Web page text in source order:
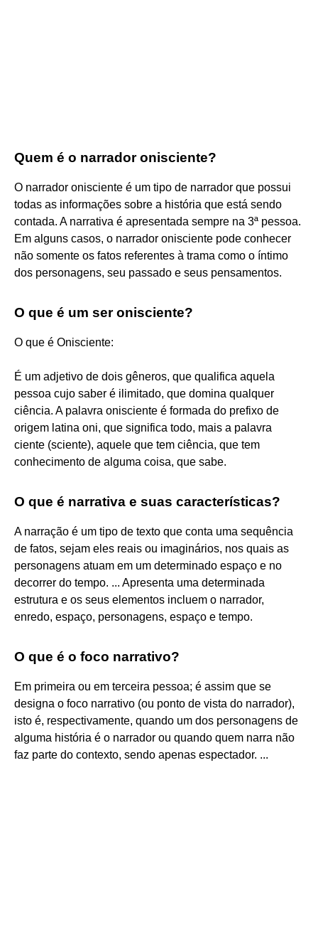
Quem é o narrador onisciente?
O narrador onisciente é um tipo de narrador que possui
todas as informações sobre a história que está sendo
contada. A narrativa é apresentada sempre na 3ª pessoa.
Em alguns casos, o narrador onisciente pode conhecer
não somente os fatos referentes à trama como o íntimo
dos personagens, seu passado e seus pensamentos.
O que é um ser onisciente?
O que é Onisciente:
É um adjetivo de dois gêneros, que qualifica aquela
pessoa cujo saber é ilimitado, que domina qualquer
ciência. A palavra onisciente é formada do prefixo de
origem latina oni, que significa todo, mais a palavra
ciente (sciente), aquele que tem ciência, que tem
conhecimento de alguma coisa, que sabe.
O que é narrativa e suas características?
A narração é um tipo de texto que conta uma sequência
de fatos, sejam eles reais ou imaginários, nos quais as
personagens atuam em um determinado espaço e no
decorrer do tempo. ... Apresenta uma determinada
estrutura e os seus elementos incluem o narrador,
enredo, espaço, personagens, espaço e tempo.
O que é o foco narrativo?
Em primeira ou em terceira pessoa; é assim que se
designa o foco narrativo (ou ponto de vista do narrador),
isto é, respectivamente, quando um dos personagens de
alguma história é o narrador ou quando quem narra não
faz parte do contexto, sendo apenas espectador. ...